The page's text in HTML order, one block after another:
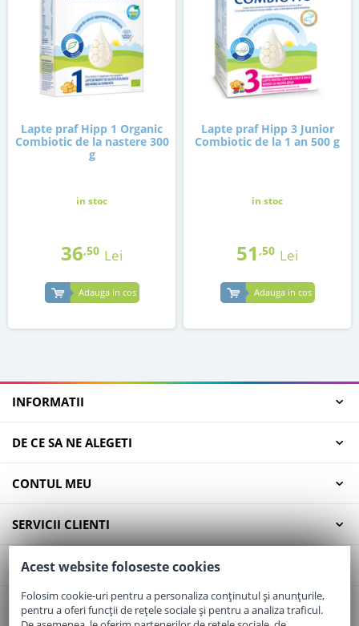
Lapte praf Hipp 1 Organic
Combiotic de la nastere 300
g
in stoc
36,50 Lei
Adauga in cos
Lapte praf Hipp 3 Junior
Combiotic de la 1 an 500 g
in stoc
51 ,50 Lei
Adauga in cos
INFORMATII
DE CE SA NE ALEGETI
CONTUL MEU
SERVICII CLIENTI
CONTACT
Email:office@elaptepraf.ro
Acest website foloseste cookies
Folosim cookie-uri pentru a personaliza conținutul și anunțurile,
pentru a oferi funcții de rețele sociale și pentru a analiza traficul.